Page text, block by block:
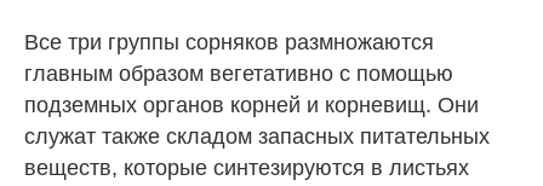
Все три группы сорняков размножаются
главным образом вегетативно с помощью
подземных органов корней и корневищ. Они
служат также складом запасных питательных
веществ, которые синтезируются в листьях